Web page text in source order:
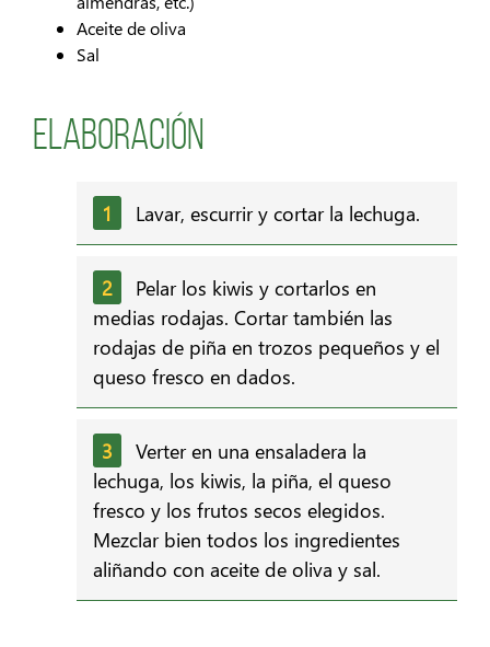
Aceite de oliva
Sal
Elaboración
Lavar, escurrir y cortar la lechuga.
Pelar los kiwis y cortarlos en
medias rodajas. Cortar también las
rodajas de piña en trozos pequeños y el
queso fresco en dados.
Verter en una ensaladera la
lechuga, los kiwis, la piña, el queso
fresco y los frutos secos elegidos.
Mezclar bien todos los ingredientes
aliñando con aceite de oliva y sal.